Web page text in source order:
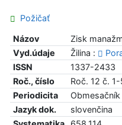
Požičať
Názov
Zisk
Vyd.údaje
Žilina :
ISSN
1337-2433
Roč., číslo
Roč. 12 č.
Periodicita
Obmesačník
Jazyk dok.
slovenčina